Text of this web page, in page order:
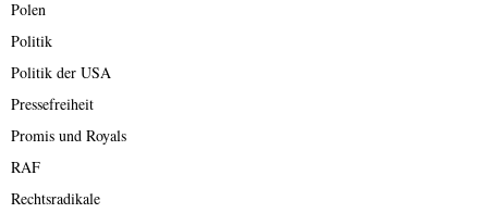
Polen
Politik
Politik der USA
Pressefreiheit
Promis und Royals
RAF
Rechtsradikale